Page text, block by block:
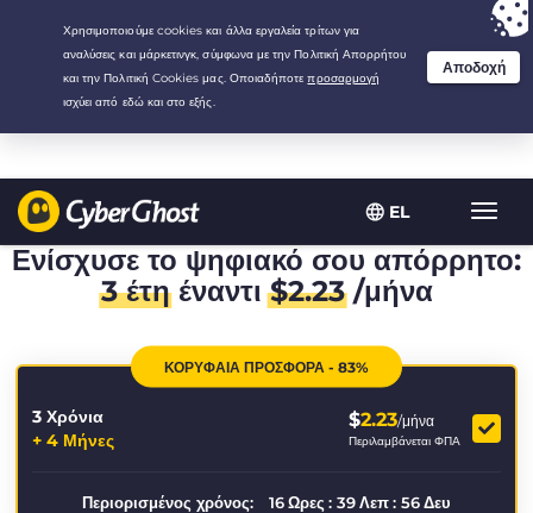
EL
Your choice:The Best Dealfor 3.3333333333333-years at $
/month
Ενίσχυσε το ψηφιακό σου απόρρητο:
3 έτηέναντι$2.23/μήνα
ΚΟΡΥΦΑΙΑ ΠΡΟΣΦΟΡΑ - 83%
3 Χρόνια
+ 4 Μήνες
$2.23/μήνα
Περιλαμβάνεται ΦΠΑ
Περιορισμένος χρόνος: 16Ωρες : 39Λεπ: 55Δευ